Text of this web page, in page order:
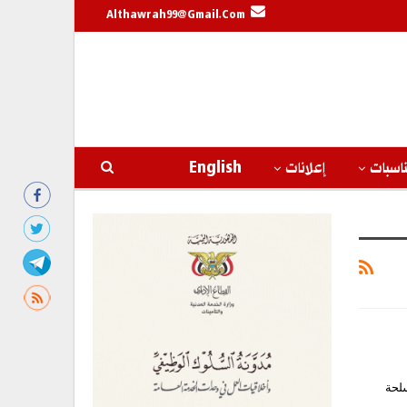
Althawrah99@gmail.com
إعلانات English